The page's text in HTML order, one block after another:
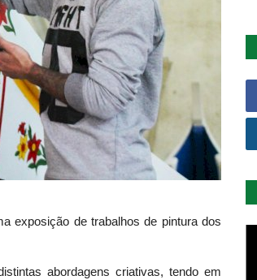
exposição de trabalhos de pintura dos
abordagens criativas, tendo em